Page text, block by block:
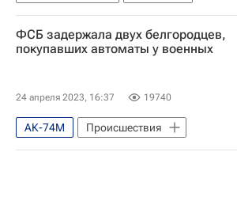
Воздушно-десантные войска России
Вооруженные силы РФ
ФСБ задержала двух белгородцев,
покупавших автоматы у военных
24 апреля 2023, 16:37 19740
АК-74М
Происшествия
Белгородская область